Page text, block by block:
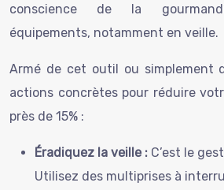
conscience de la
équipements, notamment en veille.
Armé de cet outil ou simplement
actions concrètes pour réduire
près de 15% :
Éradiquez la veille : C’est le
Utilisez des multiprises à